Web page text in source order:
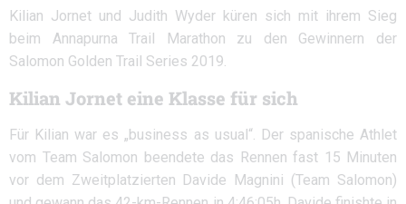
Kilian Jornet und Judith Wyder küren sich mit ihrem Sieg
beim Annapurna Trail Marathon zu den Gewinnern der
Salomon Golden Trail Series 2019.
Kilian Jornet eine Klasse für sich
Für Kilian war es „business as usual“. Der spanische Athlet
vom Team Salomon beendete das Rennen fast 15 Minuten
vor dem Zweitplatzierten Davide Magnini (Team Salomon)